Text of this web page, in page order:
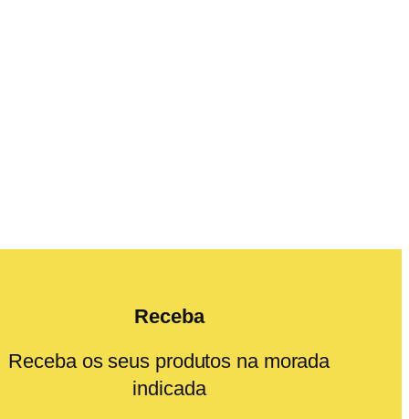
Receba
Receba os seus produtos na morada
indicada